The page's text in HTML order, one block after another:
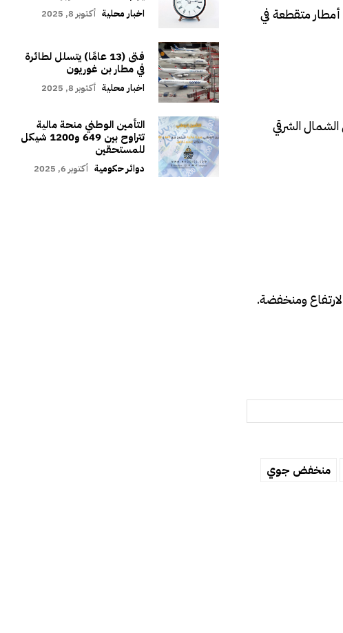
اخبار محلية أكتوبر 8, 2025
فتى (13 عامًا) يتسلل لطائرة
في مطار بن غوريون
اخبار محلية أكتوبر 8, 2025
التأمين الوطني منحة مالية
تتراوح بين 649 و1200 شيكل
للمستحقين
دوائر حكومية أكتوبر 6, 2025
متقطعة في
الشرقي
ومنخفضة.
منخفض جوي